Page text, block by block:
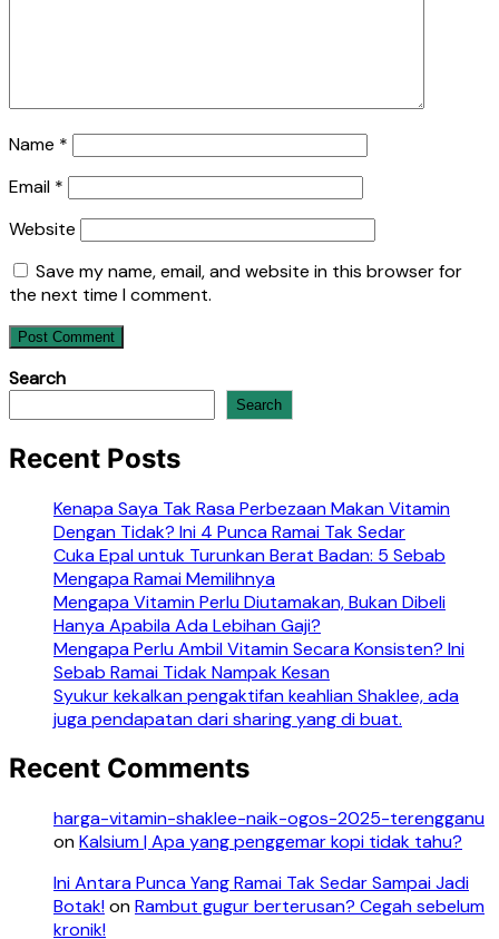
Name *
Email *
Website
Save my name, email, and website in this browser for
the next time I comment.
Search
Search
Recent Posts
Kenapa Saya Tak Rasa Perbezaan Makan Vitamin
Dengan Tidak? Ini 4 Punca Ramai Tak Sedar
Cuka Epal untuk Turunkan Berat Badan: 5 Sebab
Mengapa Ramai Memilihnya
Mengapa Vitamin Perlu Diutamakan, Bukan Dibeli
Hanya Apabila Ada Lebihan Gaji?
Mengapa Perlu Ambil Vitamin Secara Konsisten? Ini
Sebab Ramai Tidak Nampak Kesan
Syukur kekalkan pengaktifan keahlian Shaklee, ada
juga pendapatan dari sharing yang di buat.
Recent Comments
harga-vitamin-shaklee-naik-ogos-2025-terengganu
onKalsium | Apa yang penggemar kopi tidak tahu?
Ini Antara Punca Yang Ramai Tak Sedar Sampai Jadi
Botak!onRambut gugur berterusan? Cegah sebelum
kronik!